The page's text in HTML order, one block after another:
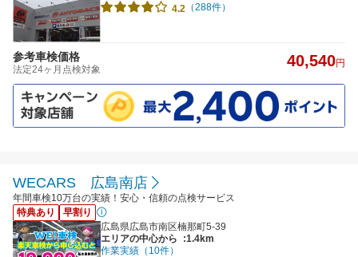
4.2 （288件）
参考車検価格
法定24ヶ月点検対象 40,540円
WECARS 広島南店
年間車検10万台の実績！安心・信頼の点検サービス
特典あり
早割り
広島県広島市南区楠那町5-39
エリアの中心から
:1.4km
作業実績（10件）